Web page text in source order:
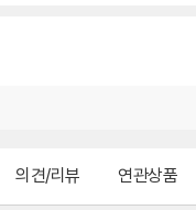
의견/리뷰 연관상품